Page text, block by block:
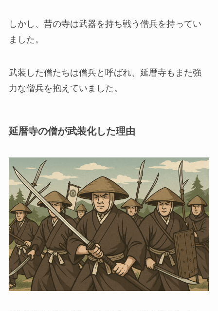
しかし、昔の寺は武器を持ち戦う僧兵を持ってい
ました。
武装した僧たちは僧兵と呼ばれ、延暦寺もまた強
力な僧兵を抱えていました。
延暦寺の僧が武装化した理由